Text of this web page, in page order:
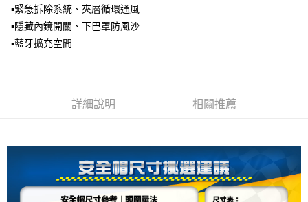
消。如遇「轉專審核」未通過狀況，表示未達大哥付你分期系統評分，恕無
法說明評估內容。
【繳款方式說明】
1.分期款項不併入電信帳單，「大哥付你分期」於每月結算日後寄送繳費提
2.基於同意付款使用「大哥付你分期」之契約關係目的，商店將以您的個人
資料（包含姓名、電話或地址）提供予台灣大哥大進項蒐集、處理及利用，
由本公司與您本人進行分期帳單所需資料之確認、核對及更正。
3.完整用戶服務條款，請詳閱以下連結：
https://oppay.tw/userRule
１．簡單：不需註冊會員、不需綁卡、不需儲值。
２．便利：只要手機號碼，簡訊認證，即可結帳。
３．安心：先確認商品／服務後，再付款。
３．收到繳費通知簡訊後14天內，點擊此簡訊中的連結，可透過四大超商／
※ 交易是否成功請以「AFTEE先享後付 」之結帳頁面顯示為準，若有關於
是否繳費成功／繳費後需取消欲退款等相關疑問，請聯繫「AFTEE先享後付
客戶支援中心」
https://netprotections.freshdesk.com/support/home
運送方式
全家取貨付款
每筆NT$80，滿NT$1,999(含以上)免運費
每筆NT$80，滿NT$1,999(含以上)免運費
▪緊急拆除系統、夾層循環通風
▪隱藏內鏡開關、下巴罩防風沙
▪藍牙擴充空間
詳細說明 相關推薦